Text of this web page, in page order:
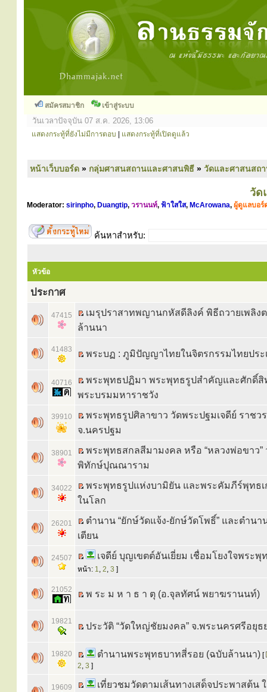
สมัครสมาชิก เข้าสู่ระบบ
วันเวลาปัจจุบัน 07 ส.ค. 2026, 13:06
แสดงกระทู้ที่ยังไม่มีการตอบ แสดงกระทู้ที่เปิดดูแล้ว
หน้าเว็บบอร์ด » กลุ่มศาสนสถานและศาสนพิธี » วัดและศาสนสถ
วัด
Moderator: sirinpho, Duangtip, วรานนท์, ฟ้าใสใส, McArowana, ผู้ดูแลบอร์
ค้นหาสำหรับ:
หัวข้อ
ประกาศ
47415
เมรุปราสาทพญานกหัสดีลิงค์ พิธีถวายเพลิง
ล้านนา
41483 พระบฏ : ภูมิปัญญาไทยในจิตรกรรมไทยปร
40716
พระพุทธปฏิมา พระพุทธรูปสำคัญและศักดิ์สิ
พระบรมมหาราชวัง
39910
พระพุทธรูปศิลาขาว วัดพระปฐมเจดีย์ ราชว
จ.นครปฐม
38901
พระพุทธสกลสีมามงคล หรือ “หลวงพ่อขาว”
พิทักษ์ปุณณาราม
34022
พระพุทธรูปแห่งบามิยัน และพระคัมภีร์พุทธ
ในโลก
26201
ตำนาน “ยักษ์วัดแจ้ง-ยักษ์วัดโพธิ์” และตำนา
เตียน
24507 เจดีย์ บุญเขตต์อันเยี่ยม เชื่อมโยงใจพระพุ
หน้า: 1, 2, 3 ]
21052 พ ระ ม ห า ธ า ตุ (อ.จุลทัศน์ พยาฆรานนท์)
19821 ประวัติ “วัดใหญ่ชัยมงคล” จ.พระนครศรีอยุธ
19820 ตำนานพระพุทธบาทสี่รอย (ฉบับล้านนา) [
2, 3 ]
19609
เที่ยวชมวัดตามเส้นทางเสด็จประพาสต้น